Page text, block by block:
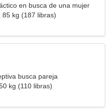
en busca de una mujer
85 kg (187 libras)
busca pareja
kg (110 libras)